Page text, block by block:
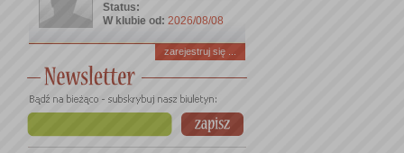
Status:
W klubie od: 2026/08/08
zarejestruj się ...